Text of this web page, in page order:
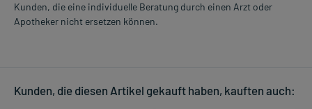
Kunden, die eine individuelle Beratung durch einen Arzt oder
Apotheker nicht ersetzen können.
Kunden, die diesen Artikel gekauft haben, kauften auch: